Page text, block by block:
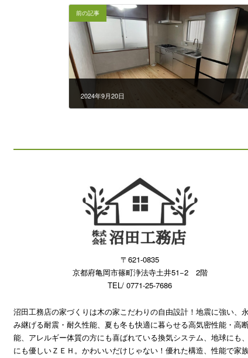
前の記事
2024年9月20日
〒621-0835
京都府亀岡市篠町浄法寺土井51−2 2階
TEL/ 0771-25-7686
沼田工務店の家づくりは木の家こだわりの自由設計！地震に強い、
み継げる耐震・耐久性能、夏も冬も快適に暮らせる高気密性能・高
能、アレルギー体質の方にも喜ばれている換気システム、地球にも
にも優しいＺＥＨ。かわいいだけじゃない！優れた構造、性能で家